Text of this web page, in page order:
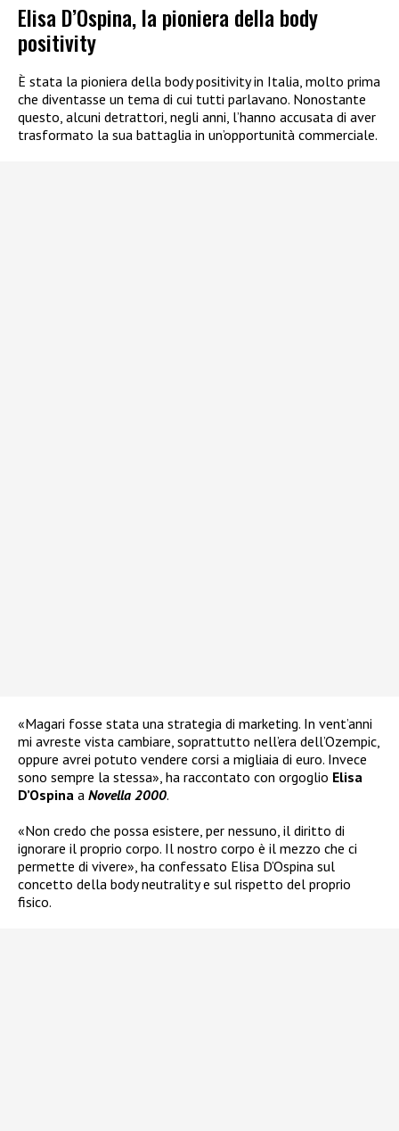
Elisa D’Ospina, la pioniera della body
positivity
È stata la pioniera della body positivity in Italia, molto prima
che diventasse un tema di cui tutti parlavano. Nonostante
questo, alcuni detrattori, negli anni, l’hanno accusata di aver
trasformato la sua battaglia in un’opportunità commerciale.
«Magari fosse stata una strategia di marketing. In vent’anni
mi avreste vista cambiare, soprattutto nell’era dell’Ozempic,
oppure avrei potuto vendere corsi a migliaia di euro. Invece
sono sempre la stessa», ha raccontato con orgoglio Elisa
D’Ospina a Novella 2000.
«Non credo che possa esistere, per nessuno, il diritto di
ignorare il proprio corpo. Il nostro corpo è il mezzo che ci
permette di vivere», ha confessato Elisa D’Ospina sul
concetto della body neutrality e sul rispetto del proprio
fisico.